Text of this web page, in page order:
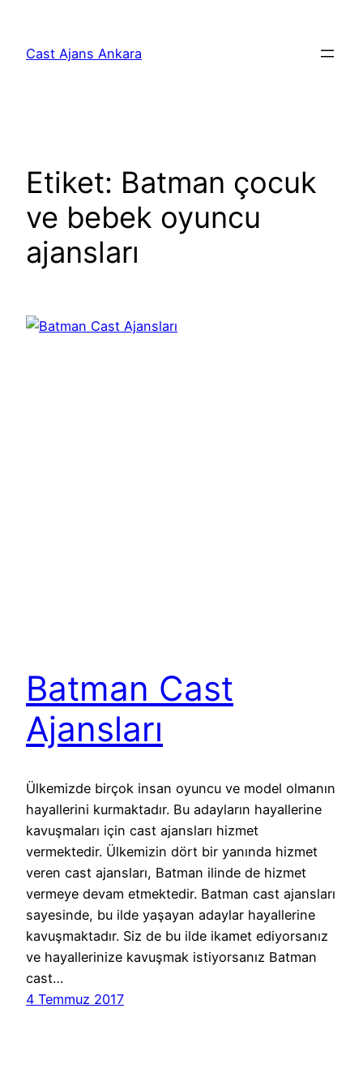
Cast Ajans Ankara
Etiket: Batman çocuk
ve bebek oyuncu
ajansları
Batman Cast
Ajansları
Ülkemizde birçok insan oyuncu ve model olmanın
hayallerini kurmaktadır. Bu adayların hayallerine
kavuşmaları için cast ajansları hizmet
vermektedir. Ülkemizin dört bir yanında hizmet
veren cast ajansları, Batman ilinde de hizmet
vermeye devam etmektedir. Batman cast ajansları
sayesinde, bu ilde yaşayan adaylar hayallerine
kavuşmaktadır. Siz de bu ilde ikamet ediyorsanız
ve hayallerinize kavuşmak istiyorsanız Batman
cast…
4 Temmuz 2017